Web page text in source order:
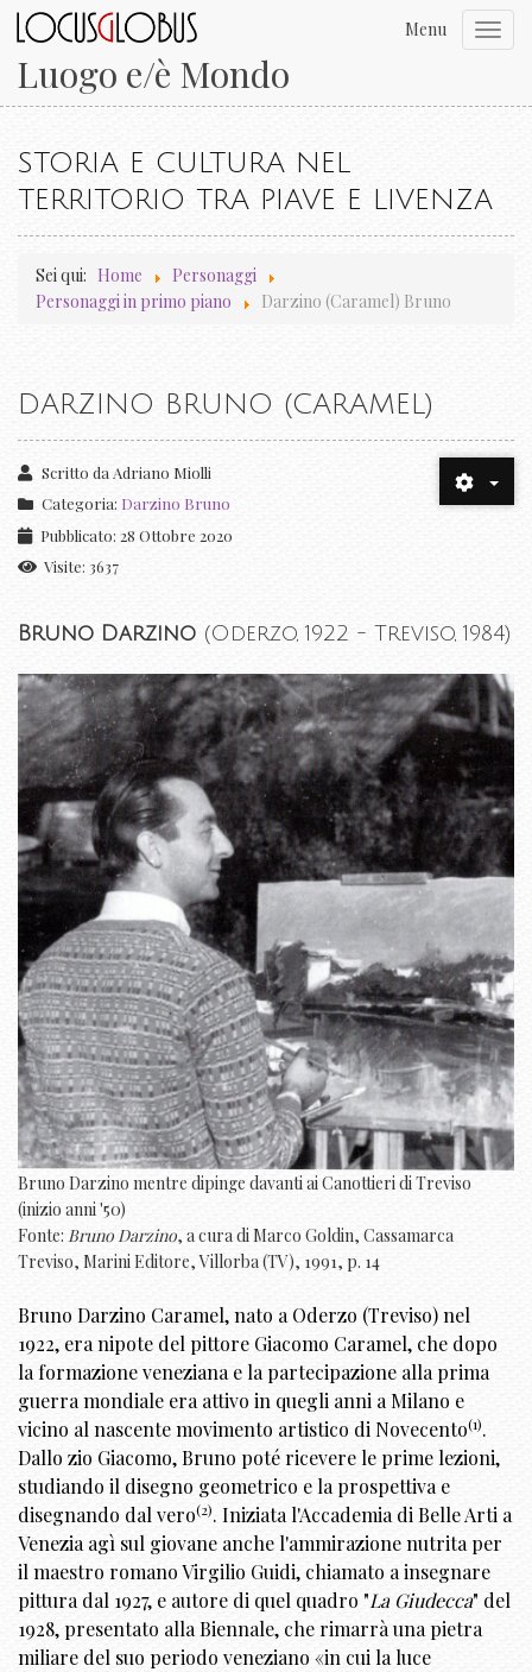
Luogo e/è Mondo
Menu
STORIA E CULTURA NEL
TERRITORIO TRA PIAVE E LIVENZA
Sei qui: Home
Personaggi
Personaggi in primo piano
Darzino (Caramel) Bruno
DARZINO BRUNO (CARAMEL)
Scritto da Adriano Miolli
Categoria: Darzino Bruno
Pubblicato: 28 Ottobre 2020
Visite: 3637
Bruno Darzino (Oderzo, 1922 - Treviso, 1984)
Bruno Darzino mentre dipinge davanti ai Canottieri di Treviso
(inizio anni '50)
Fonte: Bruno Darzino, a cura di Marco Goldin, Cassamarca
Treviso, Marini Editore, Villorba (TV), 1991, p. 14
Bruno Darzino Caramel, nato a Oderzo (Treviso) nel
1922, era nipote del pittore Giacomo Caramel, che dopo
la formazione veneziana e la partecipazione alla prima
guerra mondiale era attivo in quegli anni a Milano e
vicino al nascente movimento artistico di Novecento(1).
Dallo zio Giacomo, Bruno poté ricevere le prime lezioni,
studiando il disegno geometrico e la prospettiva e
disegnando dal vero(2). Iniziata l'Accademia di Belle Arti a
Venezia agì sul giovane anche l'ammirazione nutrita per
il maestro romano Virgilio Guidi, chiamato a insegnare
pittura dal 1927, e autore di quel quadro "La Giudecca" del
1928, presentato alla Biennale, che rimarrà una pietra
miliare del suo periodo veneziano «in cui la luce